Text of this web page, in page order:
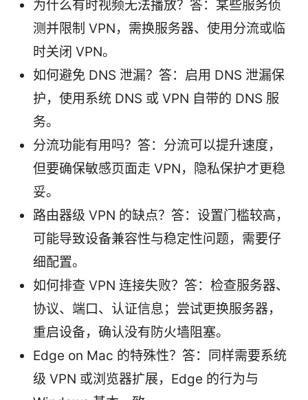
为什么有时视频无法播放？答：某些服务侦
测并限制 VPN，需换服务器、使用分流或临
时关闭 VPN。
如何避免 DNS 泄漏？答：启用 DNS 泄漏保
护，使用系统 DNS 或 VPN 自带的 DNS 服
务。
分流功能有用吗？答：分流可以提升速度，
但要确保敏感页面走 VPN，隐私保护才更稳
妥。
路由器级 VPN 的缺点？答：设置门槛较高，
可能导致设备兼容性与稳定性问题，需要仔
细配置。
如何排查 VPN 连接失败？答：检查服务器、
协议、端口、认证信息；尝试更换服务器，
重启设备，确认没有防火墙阻塞。
Edge on Mac 的特殊性？答：同样需要系统
级 VPN 或浏览器扩展，Edge 的行为与